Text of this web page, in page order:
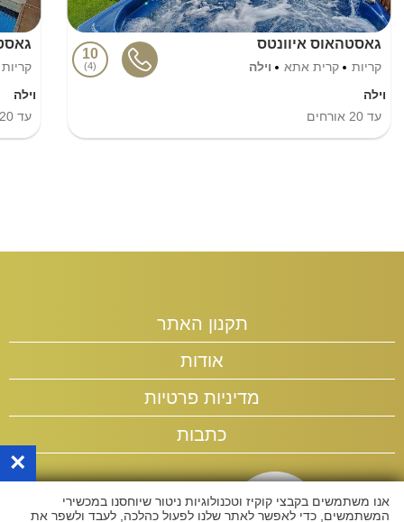
גאסטהאוס איוונטס
קריות קרית אתא וילה
10
4
וילה
עד 20 אורחים
קריות
וילה
עד 20
תקנון האתר
אודות
מדיניות פרטיות
כתבות
×
אנו משתמשים בקבצי קוקיז וטכנולוגיות ניטור שיוחסנו במכשירי
המשתמשים, כדי לאפשר לאתר שלנו לפעול כהלכה, לעבד ולשפר את